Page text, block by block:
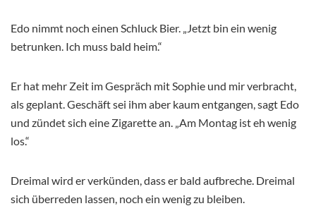
Edo nimmt noch einen Schluck Bier. „Jetzt bin ein wenig
betrunken. Ich muss bald heim.“
Er hat mehr Zeit im Gespräch mit Sophie und mir verbracht,
als geplant. Geschäft sei ihm aber kaum entgangen, sagt Edo
und zündet sich eine Zigarette an. „Am Montag ist eh wenig
los.“
Dreimal wird er verkünden, dass er bald aufbreche. Dreimal
sich überreden lassen, noch ein wenig zu bleiben.